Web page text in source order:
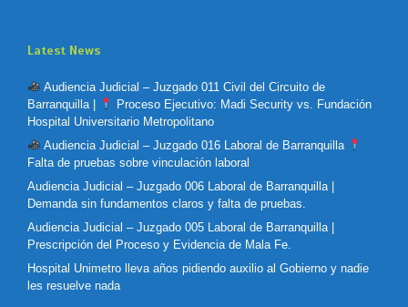
Latest News
Audiencia Judicial – Juzgado 011 Civil del Circuito de
Barranquilla |
Proceso Ejecutivo: Madi Security vs. Fundación
Hospital Universitario Metropolitano
Audiencia Judicial – Juzgado 016 Laboral de Barranquilla
Falta de pruebas sobre vinculación laboral
Audiencia Judicial – Juzgado 006 Laboral de Barranquilla |
Demanda sin fundamentos claros y falta de pruebas.
Audiencia Judicial – Juzgado 005 Laboral de Barranquilla |
Prescripción del Proceso y Evidencia de Mala Fe.
Hospital Unimetro lleva años pidiendo auxilio al Gobierno y nadie
les resuelve nada